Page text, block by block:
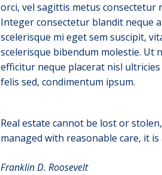
orci, vel sagittis metus consectetur
Integer consectetur blandit neque
scelerisque mi eget sem suscipit,
scelerisque bibendum molestie. Ut
efficitur neque placerat nisl
felis sed, condimentum ipsum.
Real estate cannot be lost or
managed with reasonable care, it
Franklin D. Roosevelt